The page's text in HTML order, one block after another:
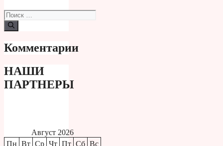
Поиск:
Комментарии
НАШИ
ПАРТНЕРЫ
Август 2026
Пн Вт Ср Чт Пт Сб Вс